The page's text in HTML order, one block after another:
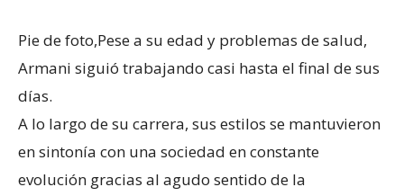
Pie de foto,Pese a su edad y problemas de salud,
Armani siguió trabajando casi hasta el final de sus
días.
A lo largo de su carrera, sus estilos se mantuvieron
en sintonía con una sociedad en constante
evolución gracias al agudo sentido de la